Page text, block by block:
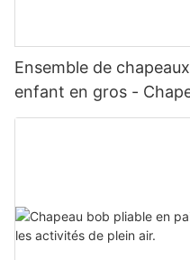
Ensemble de
enfant en gros -
pour toute la famille,